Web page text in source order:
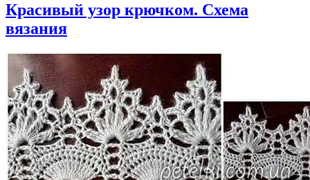
Красивый узор крючком. Схема
вязания